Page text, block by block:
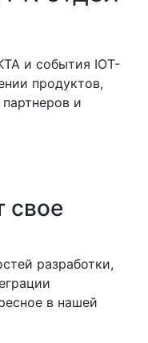
и события IOT-
продуктов,
и
свое
разработки,
в нашей